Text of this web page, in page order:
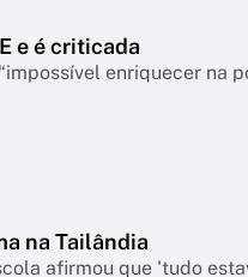
e é criticada
enriquecer na
na Tailândia
afirmou que 'tudo